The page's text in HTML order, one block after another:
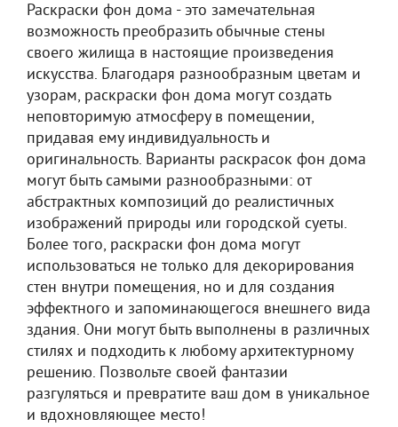
Раскраски фон дома - это замечательная
возможность преобразить обычные стены
своего жилища в настоящие произведения
искусства. Благодаря разнообразным цветам и
узорам, раскраски фон дома могут создать
неповторимую атмосферу в помещении,
придавая ему индивидуальность и
оригинальность. Варианты раскрасок фон дома
могут быть самыми разнообразными: от
абстрактных композиций до реалистичных
изображений природы или городской суеты.
Более того, раскраски фон дома могут
использоваться не только для декорирования
стен внутри помещения, но и для создания
эффектного и запоминающегося внешнего вида
здания. Они могут быть выполнены в различных
стилях и подходить к любому архитектурному
решению. Позвольте своей фантазии
разгуляться и превратите ваш дом в уникальное
и вдохновляющее место!